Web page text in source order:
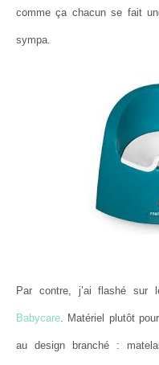
comme ça chacun se fait
sympa.
Par contre, j’ai flashé
Babycare . Matériel plutôt
au design branché :